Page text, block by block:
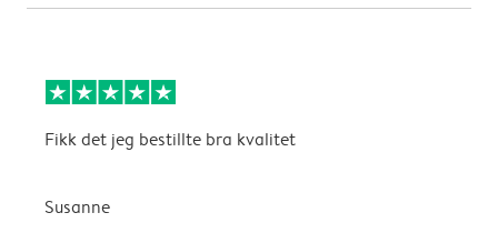
Fikk det jeg bestillte bra kvalitet
Susanne